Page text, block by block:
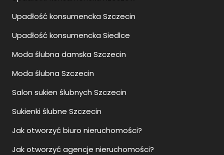
Upadłość konsumencka Szczecin
Upadłość konsumencka Siedlce
Moda ślubna damska Szczecin
Moda ślubna Szczecin
Salon sukien ślubnych Szczecin
Sukienki ślubne Szczecin
Jak otworzyć biuro nieruchomości?
Jak otworzyć agencje nieruchomości?